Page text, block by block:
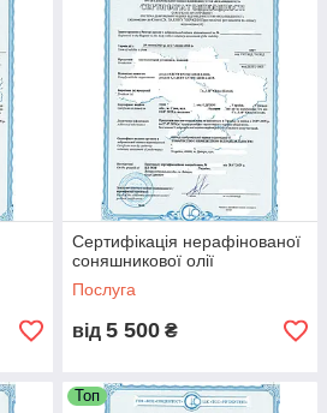
Сертифікація нерафінованої
соняшникової олії
Послуга
від 5 500 ₴
Топ